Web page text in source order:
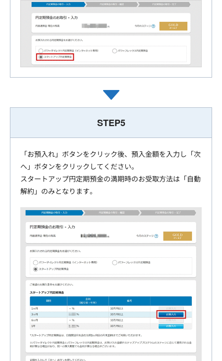
STEP5
「お預入れ」ボタンをクリック後、預入金額を入力し「次
へ」ボタンをクリックしてください。
スタートアップ円定期預金の満期時のお受取方法は「自動
解約」のみとなります。